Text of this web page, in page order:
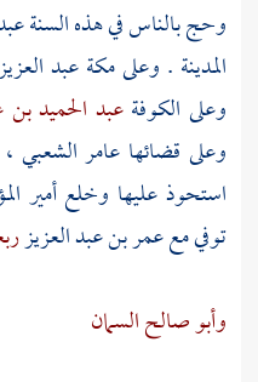
وحج بالناس في هذه السنة
المدينة . وعلىمكةعبد
وعلى الكوفةعبد الحميد
وعلى قضائها عامر الشعبي
استحوذ عليها وخلع أمير
توفي مععمر بن عبد العزيز
وأبو صالح السمان